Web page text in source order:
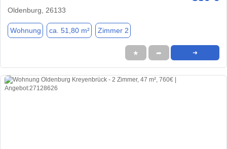
Oldenburg, 26133
Wohnung ca. 51,80 m² Zimmer 2
★ ➦ ➜